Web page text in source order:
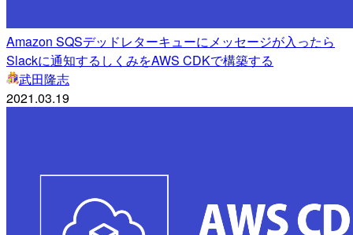
Amazon SQSデッドレターキューにメッセージが入ったら
Slackに通知するしくみをAWS CDKで構築する
武田隆志
2021.03.19